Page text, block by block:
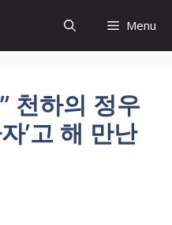
Menu
천하의 정우
’고 해 만난